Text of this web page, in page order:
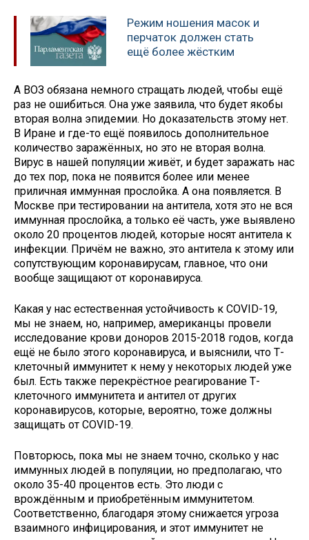
Режим ношения масок и
перчаток должен стать
ещё более жёстким
А ВОЗ обязана немного стращать людей, чтобы ещё
раз не ошибиться. Она уже заявила, что будет якобы
вторая волна эпидемии. Но доказательств этому нет.
В Иране и где-то ещё появилось дополнительное
количество заражённых, но это не вторая волна.
Вирус в нашей популяции живёт, и будет заражать нас
до тех пор, пока не появится более или менее
приличная иммунная прослойка. А она появляется. В
Москве при тестировании на антитела, хотя это не вся
иммунная прослойка, а только её часть, уже выявлено
около 20 процентов людей, которые носят антитела к
инфекции. Причём не важно, это антитела к этому или
сопутствующим коронавирусам, главное, что они
вообще защищают от коронавируса.
Какая у нас естественная устойчивость к COVID-19,
мы не знаем, но, например, американцы провели
исследование крови доноров 2015-2018 годов, когда
ещё не было этого коронавируса, и выяснили, что Т-
клеточный иммунитет к нему у некоторых людей уже
был. Есть также перекрёстное реагирование Т-
клеточного иммунитета и антител от других
коронавирусов, которые, вероятно, тоже должны
защищать от COVID-19.
Повторюсь, пока мы не знаем точно, сколько у нас
иммунных людей в популяции, но предполагаю, что
около 35-40 процентов есть. Это люди с
врождённым и приобретённым иммунитетом.
Соответственно, благодаря этому снижается угроза
взаимного инфицирования, и этот иммунитет не